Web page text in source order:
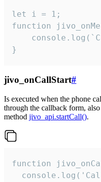
let i = 1;
function
}
jivo_onCallStart#
Is executed when the phone
through the callback form,
method jivo_api.startCall().
function